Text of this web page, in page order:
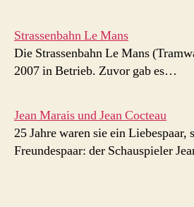
Strassenbahn Le Mans
Die Strassenbahn Le Mans
2007 in Betrieb. Zuvor gab es…
Jean Marais und Jean Cocteau
25 Jahre waren sie ein Liebespaar,
Freundespaar: der Schauspieler